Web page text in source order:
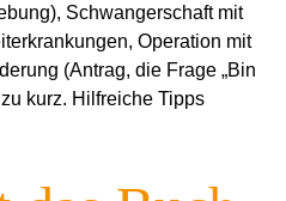
bung), Schwangerschaft mit
Operation mit
(Antrag, die Frage „Bin
kurz. Hilfreiche Tipps